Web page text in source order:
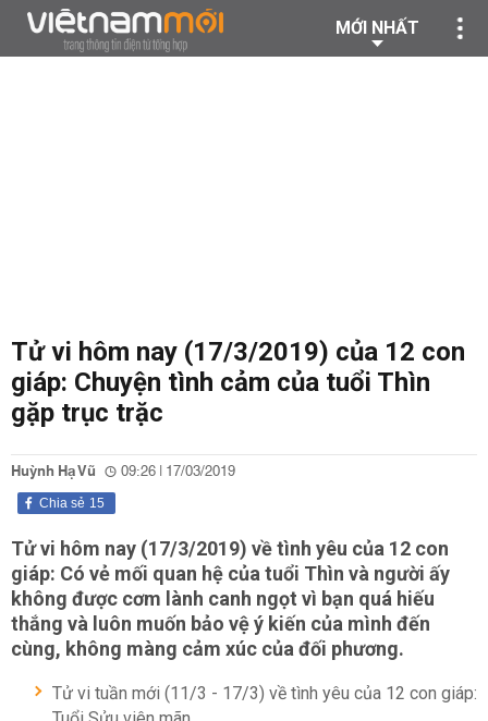
MỚI NHẤT
Tử vi hôm nay (17/3/2019) của 12 con
giáp: Chuyện tình cảm của tuổi Thìn
gặp trục trặc
Huỳnh Hạ Vũ 09:26 | 17/03/2019
15
Chia sẻ
Tử vi hôm nay (17/3/2019) về tình yêu của 12 con
giáp: Có vẻ mối quan hệ của tuổi Thìn và người ấy
không được cơm lành canh ngọt vì bạn quá hiếu
thắng và luôn muốn bảo vệ ý kiến của mình đến
cùng, không màng cảm xúc của đối phương.
Tử vi tuần mới (11/3 - 17/3) về tình yêu của 12 con giáp: